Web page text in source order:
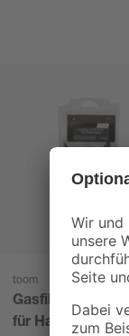
toom
Gasfilter A1/B1/
für Halbmaske, 2